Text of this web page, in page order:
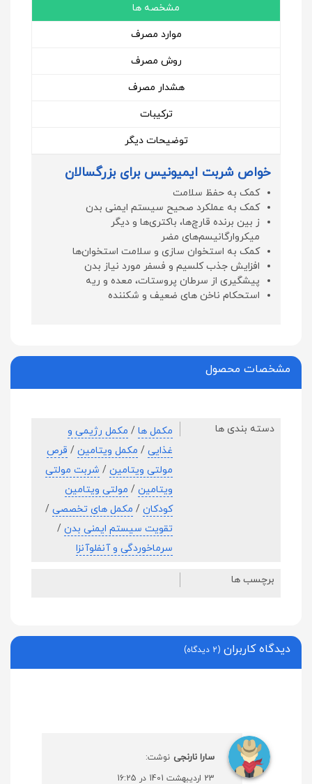
مشخصه ها
موارد مصرف
روش مصرف
هشدار مصرف
ترکیبات
توضیحات دیگر
خواص شربت ایمیونیس برای بزرگسالان
کمک به حفظ سلامت
کمک به عملکرد صحیح سیستم ایمنی بدن
ز بین برنده قارچ‌ها، باکتری‌ها و دیگر
میکروارگانیسم‌های مضر
کمک به استخوان سازی و سلامت استخوان‌ها
افزایش جذب کلسیم و فسفر مورد نیاز بدن
پیشگیری از سرطان پروستات، معده و ریه
استحکام ناخن های ضعیف و شکننده
مشخصات محصول
دسته بندی ها مکمل ها / مکمل رژیمی و
غذایی / مکمل ویتامین / قرص
مولتی ویتامین / شربت مولتی
ویتامین / مولتی ویتامین
کودکان / مکمل های تخصصی /
تقویت سیستم ایمنی بدن /
سرماخوردگی و آنفلوآنزا
برچسب ها
دیدگاه کاربران (2 دیدگاه)
سارا نارنجی نوشت:
23 اردیبهشت 1401 در 16:25